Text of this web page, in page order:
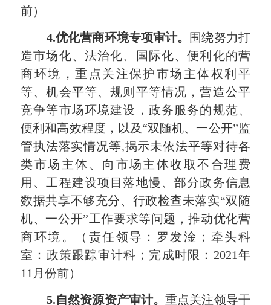
前）
4.优化营商环境专项审计。
围绕努力打
造市场化、法治化、国际化、便利化的营
商环境，重点关注保护市场主体权利平
等、机会平等、规则平等情况，营造公平
竞争等市场环境建设，政务服务的规范、
便利和高效程度，以及“双随机、一公开”监
管执法落实情况等,揭示未依法平等对待各
类市场主体、向市场主体收取不合理费
用、工程建设项目落地慢、部分政务信息
数据共享不够充分、行政检查未落实“双随
机、一公开”工作要求等问题，推动优化营
商环境。（责任领导：罗发淦；牵头科
室：政策跟踪审计科；完成时限： 2021年
11 月份前）
5.自然资源资产审计。重点关注领导干